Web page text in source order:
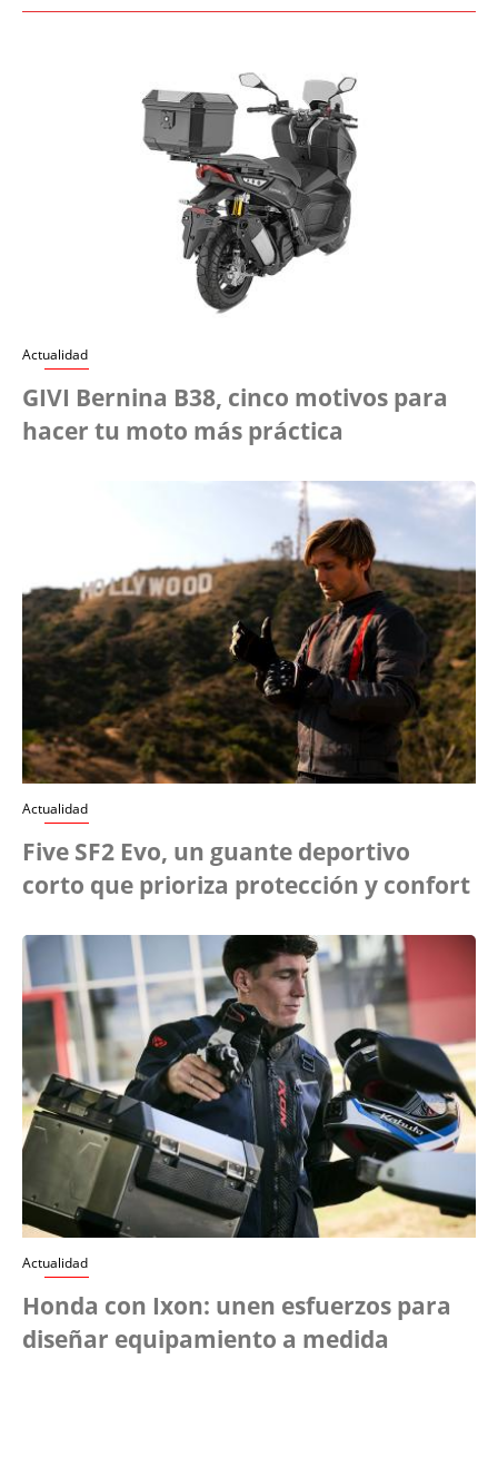
Actualidad
GIVI Bernina B38, cinco motivos para
hacer tu moto más práctica
Actualidad
Five SF2 Evo, un guante deportivo
corto que prioriza protección y confort
Actualidad
Honda con Ixon: unen esfuerzos para
diseñar equipamiento a medida